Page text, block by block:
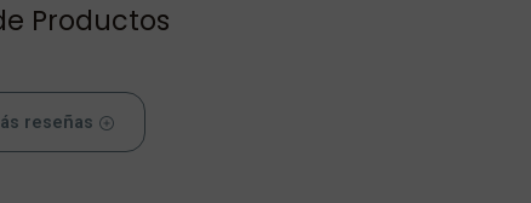
Productos
reseñas